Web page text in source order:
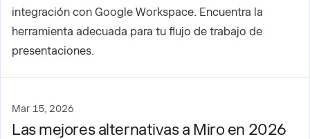
integración con Google Workspace. Encuentra la
herramienta adecuada para tu flujo de trabajo de
presentaciones.
Mar 15, 2026
Las mejores alternativas a Miro en 2026